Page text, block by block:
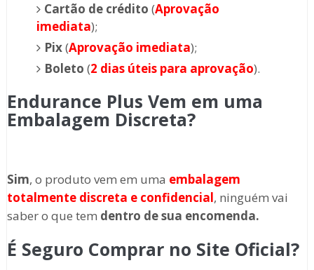
Cartão de crédito (Aprovação
imediata);
Pix(Aprovação imediata);
Boleto (2 dias úteis para aprovação).
Endurance Plus Vem em uma
Embalagem Discreta?
Sim, o produto vem em uma embalagem
totalmente discreta e confidencial, ninguém vai
saber o que tem dentro de sua encomenda.
É Seguro Comprar no Site Oficial?